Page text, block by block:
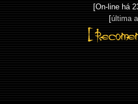
[On-line há
[última